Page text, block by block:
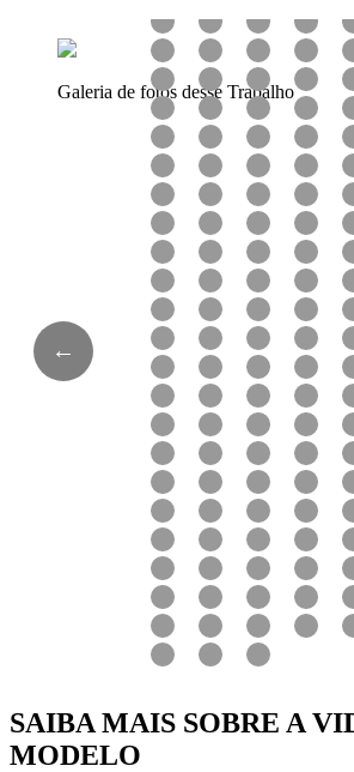
Galeria de fotos desse Trabalho
←
SAIBA MAIS SOBRE A
MODELO